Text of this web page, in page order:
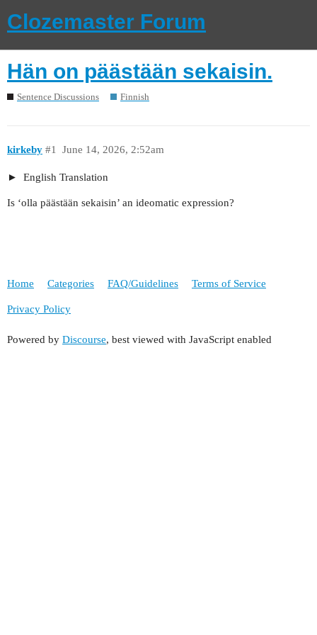
Clozemaster Forum
Hän on päästään sekaisin.
Sentence Discussions Finnish
kirkeby June 14, 2026, 2:52am
#1
English Translation
Is ‘olla päästään sekaisin’ an ideomatic expression?
Home Categories FAQ/Guidelines Terms of Service
Privacy Policy
Powered by Discourse, best viewed with JavaScript enabled